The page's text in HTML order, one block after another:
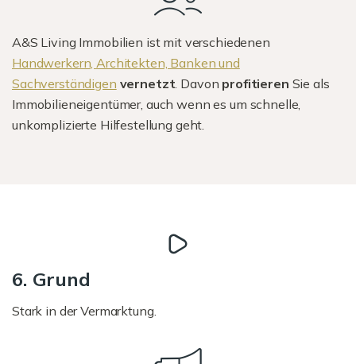
A&S Living Immobilien ist mit verschiedenen
Handwerkern, Architekten, Banken und
Sachverständigen vernetzt. Davon profitieren Sie als
Immobilieneigentümer, auch wenn es um schnelle,
unkomplizierte Hilfestellung geht.
6. Grund
Stark in der Vermarktung.